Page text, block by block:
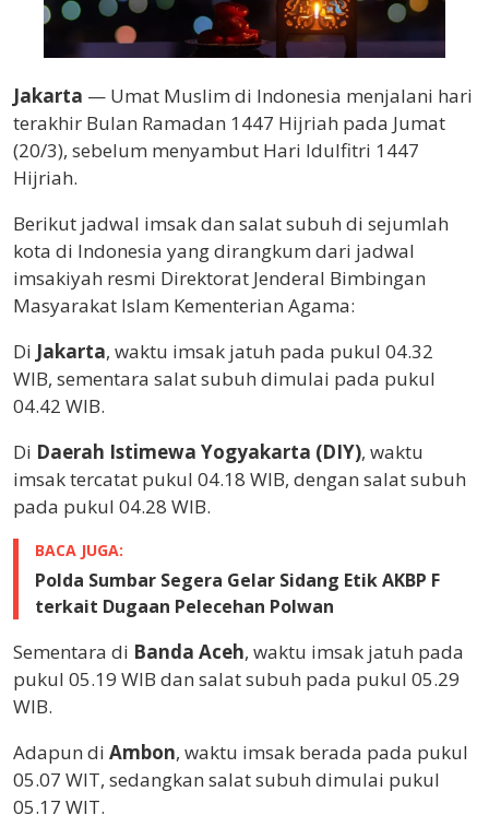
Jakarta — Umat Muslim di Indonesia menjalani hari
terakhir Bulan Ramadan 1447 Hijriah pada Jumat
(20/3), sebelum menyambut Hari Idulfitri 1447
Hijriah.
Berikut jadwal imsak dan salat subuh di sejumlah
kota di Indonesia yang dirangkum dari jadwal
imsakiyah resmi Direktorat Jenderal Bimbingan
Masyarakat Islam Kementerian Agama:
Di Jakarta, waktu imsak jatuh pada pukul 04.32
WIB, sementara salat subuh dimulai pada pukul
04.42 WIB.
Di Daerah Istimewa Yogyakarta (DIY), waktu
imsak tercatat pukul 04.18 WIB, dengan salat subuh
pada pukul 04.28 WIB.
BACA JUGA:
Polda Sumbar Segera Gelar Sidang Etik AKBP F
terkait Dugaan Pelecehan Polwan
Sementara di Banda Aceh, waktu imsak jatuh pada
pukul 05.19 WIB dan salat subuh pada pukul 05.29
WIB.
Adapun di Ambon, waktu imsak berada pada pukul
05.07 WIT, sedangkan salat subuh dimulai pukul
05.17 WIT.